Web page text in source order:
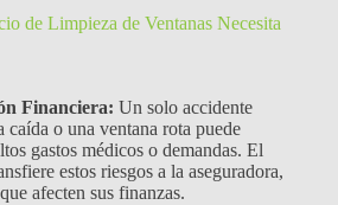
de Limpieza de Ventanas Necesita
Financiera: Un solo accidente
caída o una ventana rota puede
gastos médicos o demandas. El
estos riesgos a la aseguradora,
afecten sus finanzas.